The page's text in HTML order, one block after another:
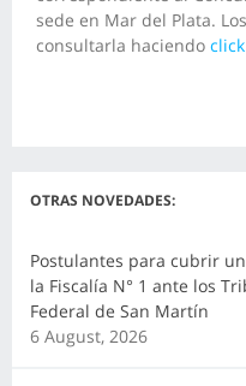
sede en Mar del Plata.
consultarla haciendo
OTRAS NOVEDADES:
Postulantes para cubrir
la Fiscalía N° 1 ante los
Federal de San Martín
6 August, 2026